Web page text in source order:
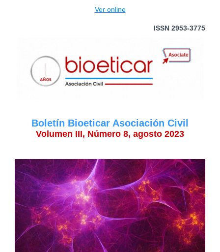
Ver online
ISSN 2953-3775
Boletín Bioeticar Asociación Civil
Volumen III, Número 8, agosto 2023